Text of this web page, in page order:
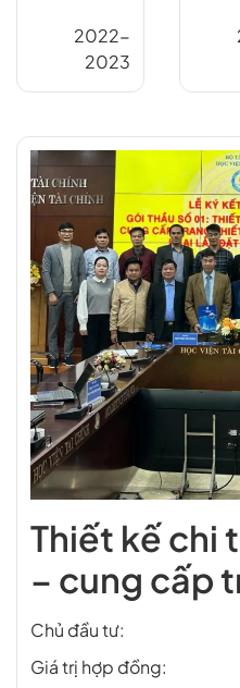
2022-
2023
Thiết kế chi
– cung cấp
Chủ đầu tư:
Giá trị hợp đồng: